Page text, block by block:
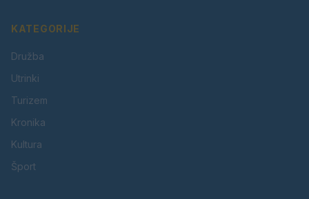
KATEGORIJE
Družba
Utrinki
Turizem
Kronika
Kultura
Šport